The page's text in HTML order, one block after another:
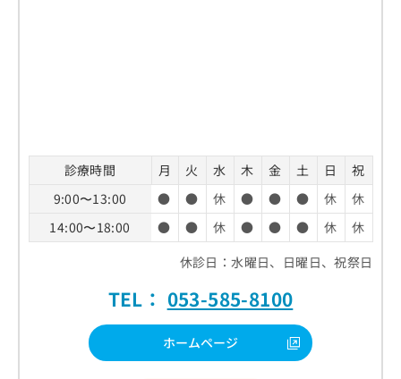
診療時間 月 火 水 木 金 土 日
祝
9:00〜13:00
● ● 休 ● ● ● 休
休
14:00〜18:00
● ● 休 ● ● ● 休
休
休診日：水曜日、日曜日、祝祭日
TEL： 053-585-8100
ホームページ